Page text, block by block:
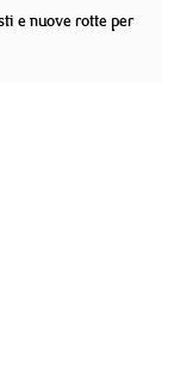
e nuove rotte per